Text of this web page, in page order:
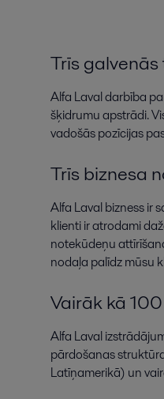
Trīs
Alfa Laval darbība
šķidrumu apstrādi.
vadošās pozīcijas
Trīs biznesa
Alfa Laval bizness ir
klienti ir atrodami
notekūdeņu
nodaļa palīdz mūsu
Vairāk kā
Alfa Laval
pārdošanas
Latīņamerikā) un